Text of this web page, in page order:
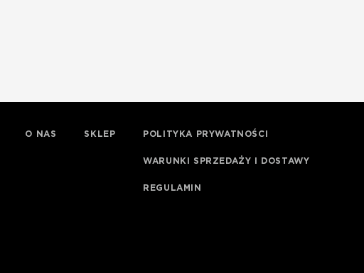
O NAS SKLEP POLITYKA PRYWATNOŚCI
WARUNKI SPRZEDAŻY I DOSTAWY
REGULAMIN